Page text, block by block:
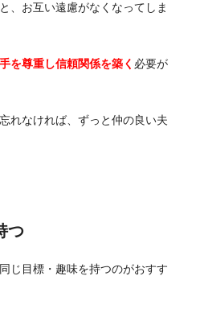
、お互い遠慮がなくなってしま
を尊重し信頼関係を築く 必要が
れなければ、ずっと仲の良い夫
つ
じ目標・趣味を持つのがおすす